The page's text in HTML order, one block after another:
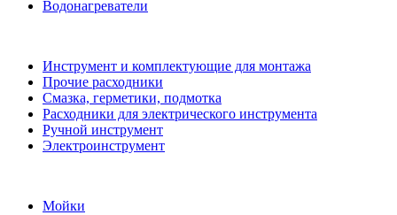
Водонагреватели
Инструмент и комплектующие для монтажа
Прочие расходники
Смазка, герметики, подмотка
Расходники для электрического инструмента
Ручной инструмент
Электроинструмент
Мойки